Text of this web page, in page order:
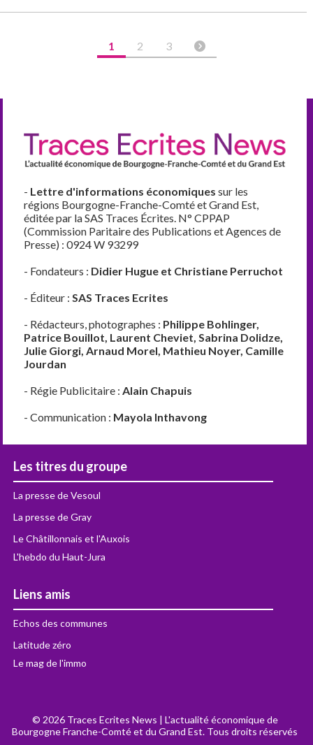
1 2 3
- Lettre d'informations économiques sur les
régions Bourgogne-Franche-Comté et Grand Est,
éditée par la SAS Traces Écrites. N° CPPAP
(Commission Paritaire des Publications et Agences de
Presse) : 0924 W 93299
- Fondateurs : Didier Hugue et Christiane Perruchot
- Éditeur :SAS Traces Ecrites
- Rédacteurs, photographes : Philippe Bohlinger,
Patrice Bouillot, Laurent Cheviet, Sabrina Dolidze,
Julie Giorgi, Arnaud Morel, Mathieu Noyer, Camille
Jourdan
- Régie Publicitaire :Alain Chapuis
- Communication : Mayola Inthavong
Les titres du groupe
La presse de Vesoul
La presse de Gray
Le Châtillonnais et l'Auxois
L'hebdo du Haut-Jura
Liens amis
Echos des communes
Latitude zéro
Le mag de l'immo
© 2026 Traces Ecrites News | L'actualité économique de
Bourgogne Franche-Comté et du Grand Est. Tous droits réservés